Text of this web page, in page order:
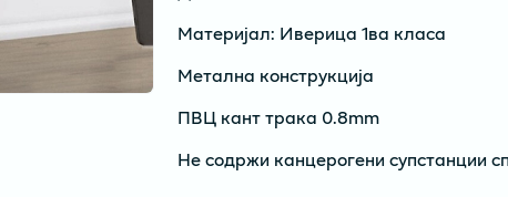
Материјал: Иверица 1ва класа
Метална конструкција
ПВЦ кант трака 0.8mm
Не содржи канцерогени супстанции